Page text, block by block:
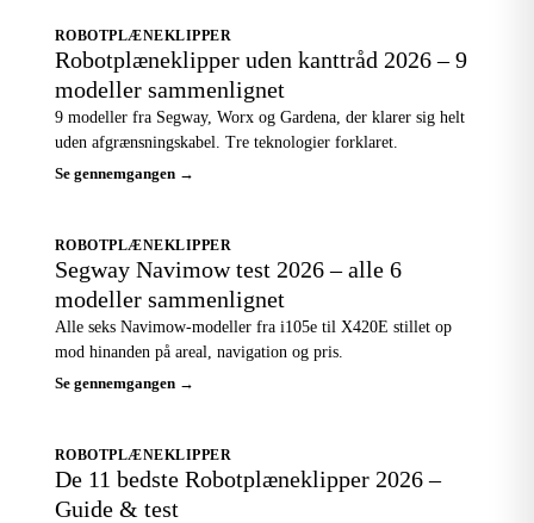
ROBOTPLÆNEKLIPPER
Robotplæneklipper uden kanttråd 2026 – 9
modeller sammenlignet
9 modeller fra Segway, Worx og Gardena, der klarer sig helt
uden afgrænsningskabel. Tre teknologier forklaret.
Se gennemgangen →
ROBOTPLÆNEKLIPPER
Segway Navimow test 2026 – alle 6
modeller sammenlignet
Alle seks Navimow-modeller fra i105e til X420E stillet op
mod hinanden på areal, navigation og pris.
Se gennemgangen →
ROBOTPLÆNEKLIPPER
De 11 bedste Robotplæneklipper 2026 –
Guide & test